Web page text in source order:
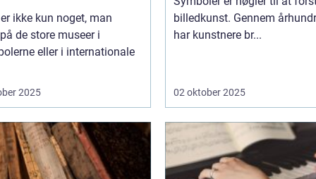
ikke kun noget, man
de store museer i
eller i internationale
2025
billedkunst. Gennem
har kunstnere br...
02 oktober 2025